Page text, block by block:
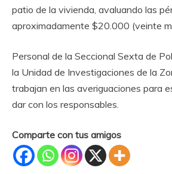
patio de la vivienda, avaluando las
aproximadamente $20.000 (veinte
Personal de la Seccional Sexta de
la Unidad de Investigaciones de la
trabajan en las averiguaciones para
dar con los responsables.
Comparte con tus amigos